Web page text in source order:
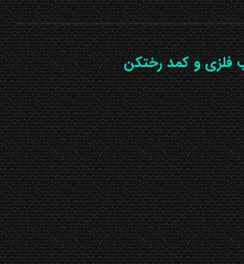
فلزی و کمد رختکن